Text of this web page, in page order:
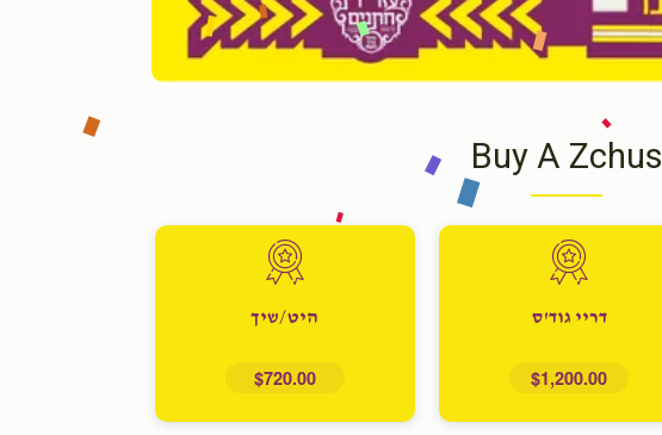
Buy A Zchus
דריי גוד'ס
$1,200.00
היט/שיך
$720.00